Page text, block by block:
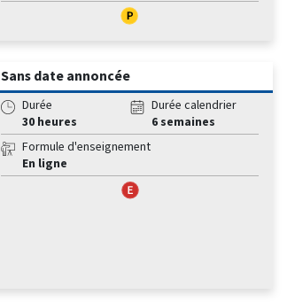
Sans date annoncée
Durée
30 heures
Durée calendrier
6 semaines
Formule d'enseignement
En ligne